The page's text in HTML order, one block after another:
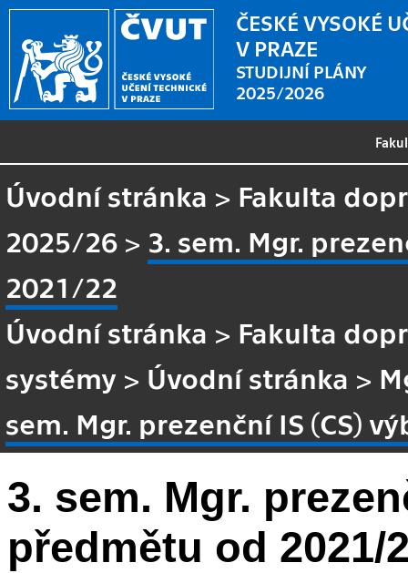
ČESKÉ VYSOKÉ
V PRAZE
STUDIJNÍ PLÁNY
2025/2026
Úvodní stránka > Fakulta
2025/26 > 3. sem. Mgr.
2021/22
Úvodní stránka > Fakulta
systémy > Úvodní stránka >
sem. Mgr. prezenční IS (CS)
3. sem. Mgr.
předmětu od 2021/